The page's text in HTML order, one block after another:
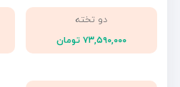
دو تخته
۷۳,۵۹۰,۰۰۰ تومان